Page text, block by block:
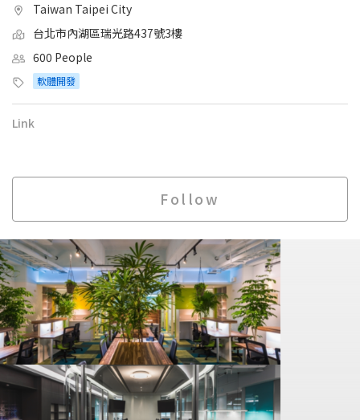
Taiwan Taipei City
台北市內湖區瑞光路437號3樓
600 People
軟體開發
Link
Follow